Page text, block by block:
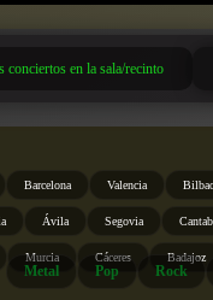
conciertos en la sala/recinto
Barcelona Valencia
Ávila Segovia
Murcia Cáceres Badajoz
Metal Pop Rock